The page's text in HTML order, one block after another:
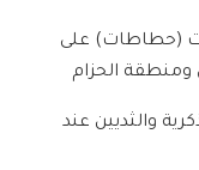
(حطاطات) على
ومنطقة الحزام
والثديين عند